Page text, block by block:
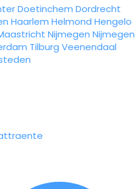
Doetinchem Dordrecht
Haarlem Helmond Hengelo
Nijmegen Nijmegen
Tilburg Veenendaal